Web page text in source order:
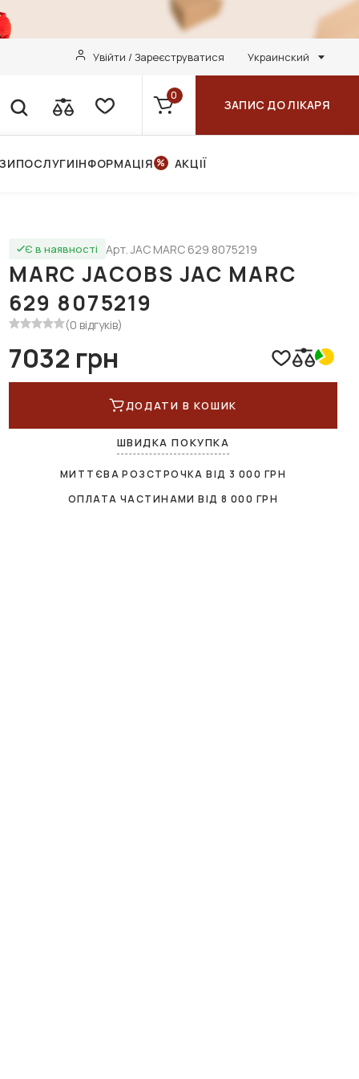
Увійти / Зареєструватися Украинский
0
ЗАПИС ДО ЛІКАРЯ
ПОСЛУГИІНФОРМАЦІЯ АКЦІЇ
Є в наявності Арт. JAC MARC 629 8075219
MARC JACOBS JAC MARC
629 8075219
(0 відгуків)
7032 грн
ДОДАТИ В КОШИК
ШВИДКА ПОКУПКА
МИТТЄВА РОЗСТРОЧКА ВІД 3 000 ГРН
ОПЛАТА ЧАСТИНАМИ ВІД8 000 ГРН